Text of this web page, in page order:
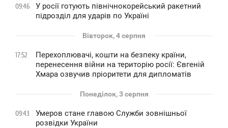
09:46
У росії готують північнокорейський ракетний
підрозділ для ударів по Україні
Вівторок, 4 серпня
17:52
Перехоплювачі, кошти на безпеку країни,
перенесення війни на територію росії: Євгеній
Хмара озвучив пріоритети для дипломатів
Понеділок, 3 серпня
09:43
Умеров стане главою Служби зовнішньої
розвідки України